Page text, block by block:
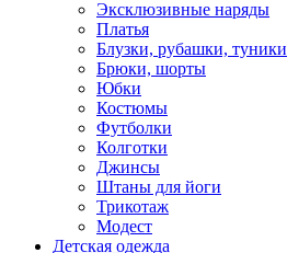
Эксклюзивные наряды
Платья
Блузки, рубашки, туники
Брюки, шорты
Юбки
Костюмы
Футболки
Колготки
Джинсы
Штаны для йоги
Трикотаж
Модест
Детская одежда